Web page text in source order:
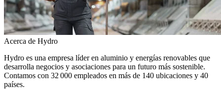
Acerca de Hydro
Hydro es una empresa líder en aluminio y energías renovables que
desarrolla negocios y asociaciones para un futuro más sostenible.
Contamos con 32 000 empleados en más de 140 ubicaciones y 40
países.